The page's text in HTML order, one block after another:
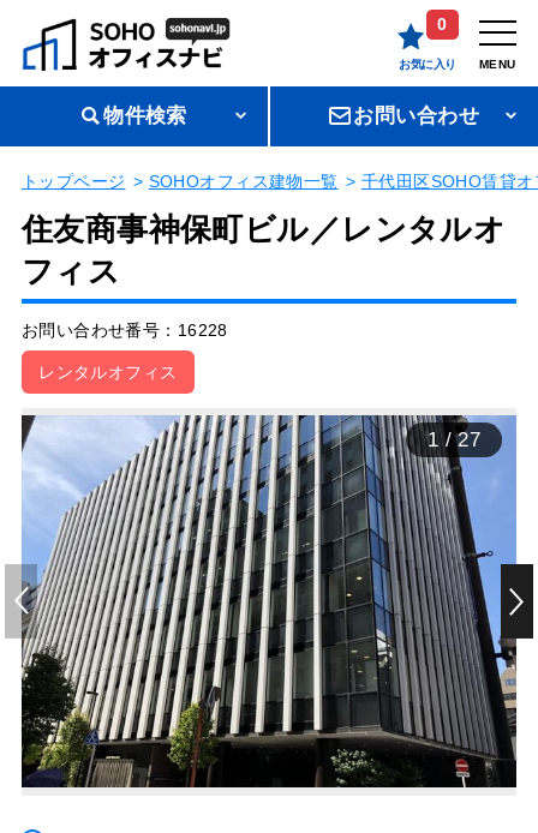
0
お気に入り MENU
物件検索 お問い合わせ
トップページ SOHOオフィス建物一覧 千代田区SOHO賃貸オ
住友商事神保町ビル／レンタルオ
フィス
お問い合わせ番号：16228
レンタルオフィス
1/27